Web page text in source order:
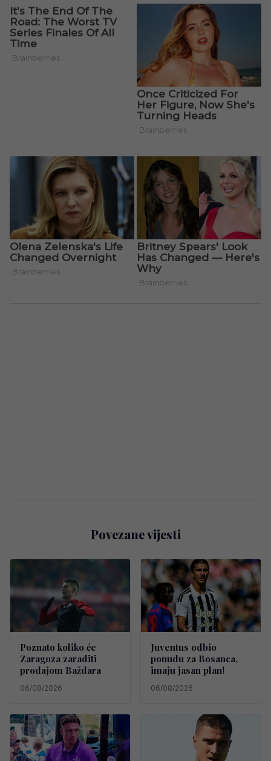
Povezane vijesti
Poznato koliko će
Zaragoza zaraditi
prodajom Baždara
06/08/2026
Juventus odbio
ponudu za Bosanca,
imaju jasan plan!
06/08/2026